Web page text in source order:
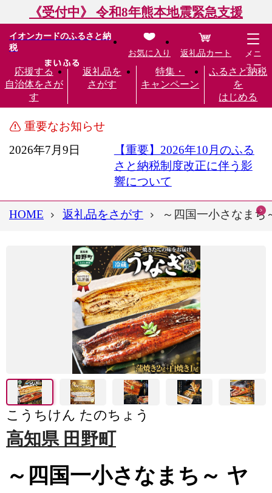
《受付中》 令和8年熊本地震緊急支援
イオンカードのふるさと納
税
応援する
自治体をさが
す
返礼品を
さがす
特集・
キャンペーン
ふるさと納税
を
はじめる
お気に入り 返礼品カート
メニ
ュー
重要なお知らせ
2026年7月9日
【重要】2026年10月のふる
さと納税制度改正に伴う影
響について
HOME 返礼品をさがす ～四国一小さなま
こうちけん たのちょう
高知県 田野町
～四国一小さなまち～ ヤ